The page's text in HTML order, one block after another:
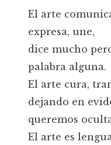
El arte
expresa, une,
dice mucho
palabra alguna.
El arte cura,
dejando en
queremos
El arte es